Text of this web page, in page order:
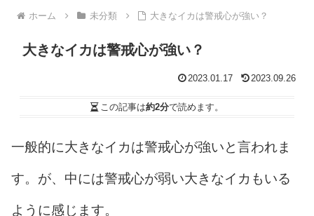
ホーム 未分類 大きなイカは警戒心が強い？
大きなイカは警戒心が強い？
2023.01.17 2023.09.26
この記事は約2分で読めます。
一般的に大きなイカは警戒心が強いと言われま
す。が、中には警戒心が弱い大きなイカもいる
ように感じます。